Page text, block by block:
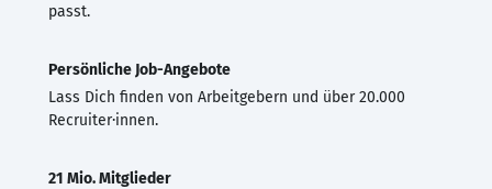
passt.
Persönliche Job-Angebote
Lass Dich finden von Arbeitgebern und über 20.000
Recruiter·innen.
21 Mio. Mitglieder